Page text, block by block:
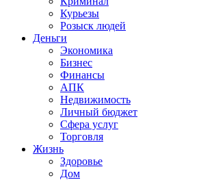
Курьезы
Розыск людей
Деньги
Экономика
Бизнес
Финансы
АПК
Недвижимость
Личный бюджет
Сфера услуг
Торговля
Жизнь
Здоровье
Дом